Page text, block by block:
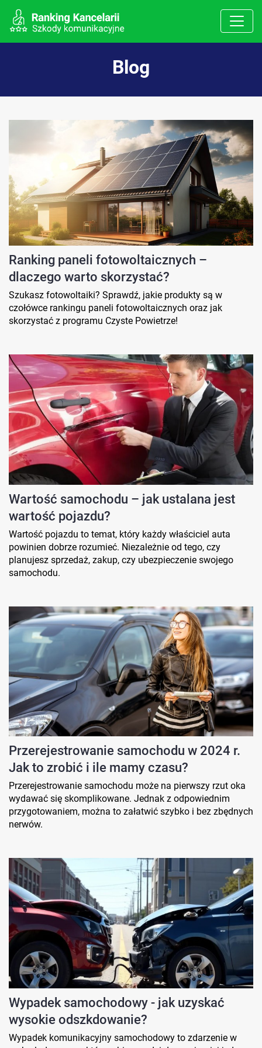
Blog
Ranking paneli fotowoltaicznych –
dlaczego warto skorzystać?
Szukasz fotowoltaiki? Sprawdź, jakie produkty są w
czołówce rankingu paneli fotowoltaicznych oraz jak
skorzystać z programu Czyste Powietrze!
Wartość samochodu – jak ustalana jest
wartość pojazdu?
Wartość pojazdu to temat, który każdy właściciel auta
powinien dobrze rozumieć. Niezależnie od tego, czy
planujesz sprzedaż, zakup, czy ubezpieczenie swojego
samochodu.
Przerejestrowanie samochodu w 2024 r.
Jak to zrobić i ile mamy czasu?
Przerejestrowanie samochodu może na pierwszy rzut oka
wydawać się skomplikowane. Jednak z odpowiednim
przygotowaniem, można to załatwić szybko i bez zbędnych
nerwów.
Wypadek samochodowy - jak uzyskać
wysokie odszkdowanie?
Wypadek komunikacyjny samochodowy to zdarzenie w